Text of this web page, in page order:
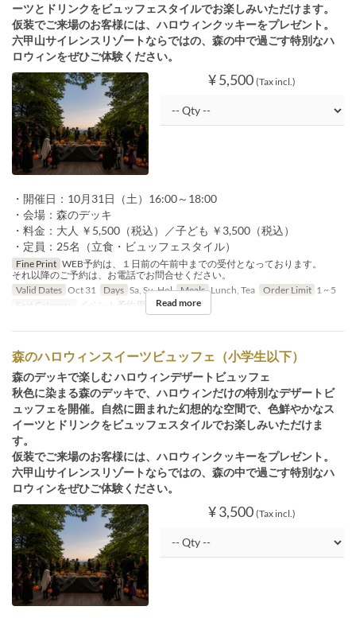
ーツとドリンクをビュッフェスタイルでお楽しみいただけます。
仮装でご来場のお客様には、ハロウィンクッキーをプレゼント。
六甲山サイレンスリゾートならではの、森の中で過ごす特別なハ
ロウィンをぜひご体験ください。
¥ 5,500 (Tax incl.)
・開催日：10月31日（土）16:00～18:00
・会場：森のデッキ
・料金：大人 ￥5,500（税込）／子ども ￥3,500（税込）
・定員：25名（立食・ビュッフェスタイル）
Fine Print WEB予約は、１日前の午前中までの受付となっております。
それ以降のご予約は、お電話でお問合せください。
Valid Dates Oct 31 Days Sa, Su, Hol Meals Lunch, Tea Order Limit 1 ~ 5
Seat Category
イベント予約用 Read more
森のハロウィンスイーツビュッフェ（小学生以下）
森のデッキで楽しむ ハロウィンデザートビュッフェ
秋色に染まる森のデッキで、ハロウィンだけの特別なデザートビ
ュッフェを開催。自然に囲まれた幻想的な空間で、色鮮やかなス
イーツとドリンクをビュッフェスタイルでお楽しみいただけま
す。
仮装でご来場のお客様には、ハロウィンクッキーをプレゼント。
六甲山サイレンスリゾートならではの、森の中で過ごす特別なハ
ロウィンをぜひご体験ください。
¥ 3,500 (Tax incl.)